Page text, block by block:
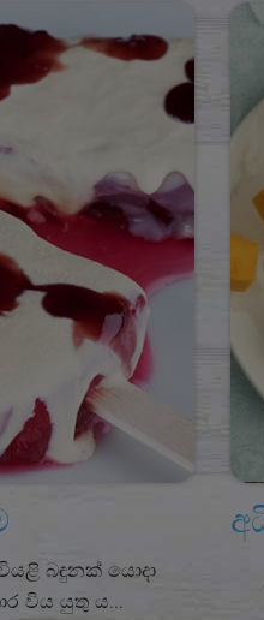
බඳුනක් යොදා
විය යුතු ය...